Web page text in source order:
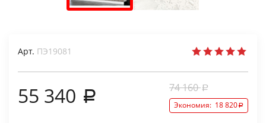
Арт. ПЭ19081
55 340 74 160
Экономия: 18 820